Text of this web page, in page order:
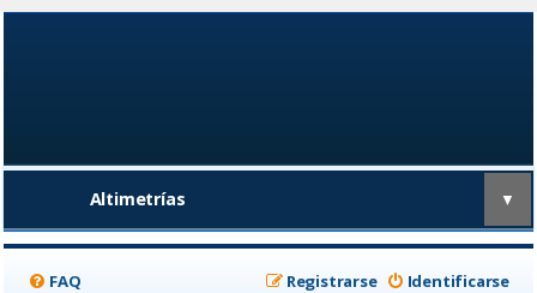
Altimetrías ▼
FAQ Identificarse
Registrarse